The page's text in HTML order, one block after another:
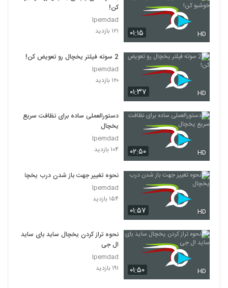
۰۱:۱۵ HD
کن!
Ipemdad
۱۲۱ بازدید
۰۱:۳۷ HD
2 سوته فیلتر یخچال رو تعویض کن!
Ipemdad
۱۲۰ بازدید
۰۲:۵۰ HD
دستورالعملی ساده برای نظافت سریع
یخچال
Ipemdad
۱۰۴ بازدید
۰۱:۵۷ HD
نحوه تغییر جهت باز شدن درب یخچال
Ipemdad
۱۵۴ بازدید
۰۱:۵۰ HD
نحوه تراز کردن یخچال ساید بای ساید
ال جی
Ipemdad
۱۹۱ بازدید